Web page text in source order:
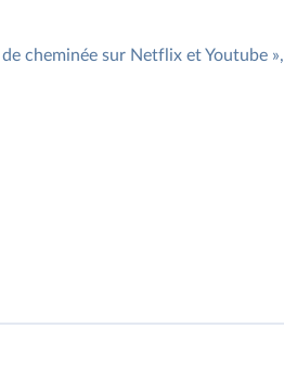
cheminée sur Netflix et Youtube »,